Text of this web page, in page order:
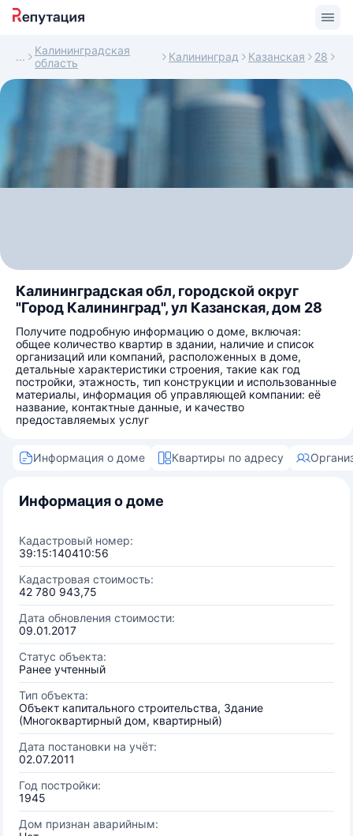
Калининградская
область
Калининград Казанская 28
Калининградская обл, городской округ
"Город Калининград", ул Казанская, дом 28
Получите подробную информацию о доме, включая:
общее количество квартир в здании, наличие и список
организаций или компаний, расположенных в доме,
детальные характеристики строения, такие как год
постройки, этажность, тип конструкции и использованные
материалы, информация об управляющей компании: её
название, контактные данные, и качество
предоставляемых услуг
Информация о доме Квартиры по адресу
Информация о доме
Кадастровый номер:
39:15:140410:56
Кадастровая стоимость:
42 780 943,75
Дата обновления стоимости:
09.01.2017
Статус объекта:
Ранее учтенный
Тип объекта:
Объект капитального строительства, Здание
(Многоквартирный дом, квартирный)
Дата постановки на учёт:
02.07.2011
Год постройки:
1945
Дом признан аварийным: